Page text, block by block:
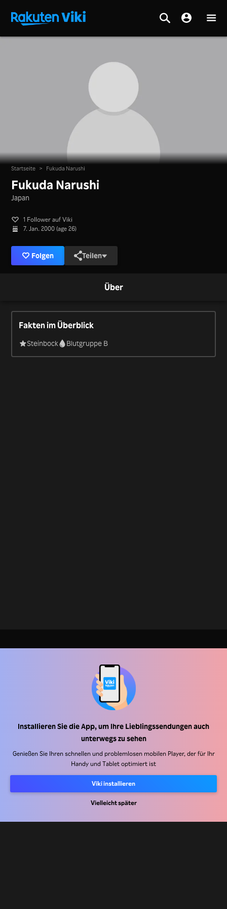
Installieren Sie die App, um Ihre Lieblingssendungen auch
unterwegs zu sehen
Genießen Sie Ihren schnellen und problemlosen mobilen Player, der für Ihr
Handy und Tablet optimiert ist
Viki installieren
Vielleicht später
Startseite > Fukuda Narushi
Fukuda Narushi
Japan
1 Follower auf Viki
7. Jan. 2000 (age 26)
Folgen Teilen
Über
Fakten im Überblick
Steinbock Blutgruppe B
Hilfe Center
Arbeiten Sie mit uns zusammen